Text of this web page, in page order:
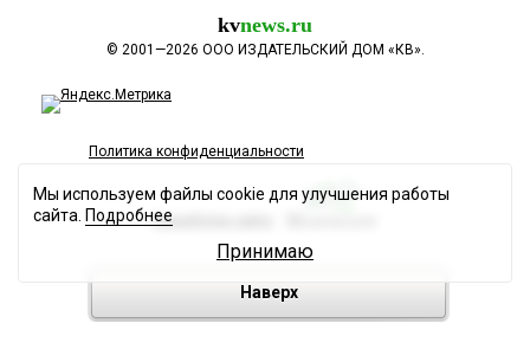
kvnews.ru
© 2001—2026 ООО ИЗДАТЕЛЬСКИЙ ДОМ «КВ».
Политика конфиденциальности
Разработка сайта
Наверх
Мы используем файлы cookie для улучшения работы
сайта. Подробнее
Принимаю